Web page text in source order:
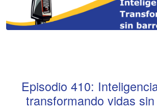
Episodio 410:
transformando vidas